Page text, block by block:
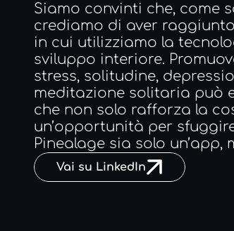
Siamo convinti che, come
crediamo di aver
in cui utilizziamo la
sviluppo interiore.
stress, solitudine,
meditazione solitaria può
che non solo rafforza la
un’opportunità per
Pinealage sia solo
Vai su LinkedIn